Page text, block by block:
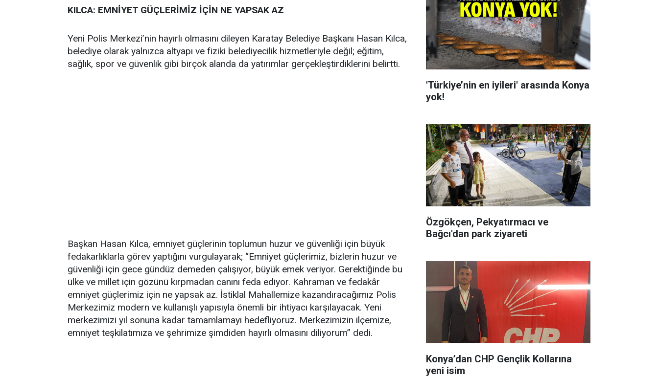
KILCA: EMNİYET GÜÇLERİMİZ İÇİN NE YAPSAK AZ
Yeni Polis Merkezi’nin hayırlı olmasını dileyen Karatay Belediye Başkanı Hasan Kılca,
belediye olarak yalnızca altyapı ve fiziki belediyecilik hizmetleriyle değil; eğitim,
sağlık, spor ve güvenlik gibi birçok alanda da yatırımlar gerçekleştirdiklerini belirtti.
Başkan Hasan Kılca, emniyet güçlerinin toplumun huzur ve güvenliği için büyük
fedakarlıklarla görev yaptığını vurgulayarak; “Emniyet güçlerimiz, bizlerin huzur ve
güvenliği için gece gündüz demeden çalışıyor, büyük emek veriyor. Gerektiğinde bu
ülke ve millet için gözünü kırpmadan canını feda ediyor. Kahraman ve fedakâr
emniyet güçlerimiz için ne yapsak az. İstiklal Mahallemize kazandıracağımız Polis
Merkezimiz modern ve kullanışlı yapısıyla önemli bir ihtiyacı karşılayacak. Yeni
merkezimizi yıl sonuna kadar tamamlamayı hedefliyoruz. Merkezimizin ilçemize,
emniyet teşkilatımıza ve şehrimize şimdiden hayırlı olmasını diliyorum” dedi.
'Türkiye’nin en iyileri' arasında Konya
yok!
Özgökçen, Pekyatırmacı ve
Bağcı'dan park ziyareti
Konya’dan CHP Gençlik Kollarına
yeni isim